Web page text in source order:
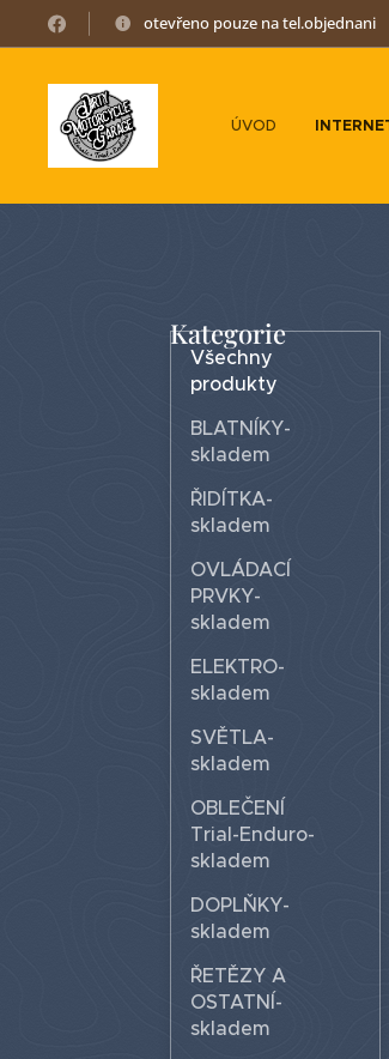
otevřeno pouze na tel.objednani
ÚVOD
Kategorie
Všechny
produkty
BLATNÍKY-
skladem
ŘIDÍTKA-
skladem
OVLÁDACÍ
PRVKY-
skladem
ELEKTRO-
skladem
SVĚTLA-
skladem
OBLEČENÍ
Trial-Enduro-
skladem
DOPLŇKY-
skladem
ŘETĚZY A
OSTATNÍ-
skladem